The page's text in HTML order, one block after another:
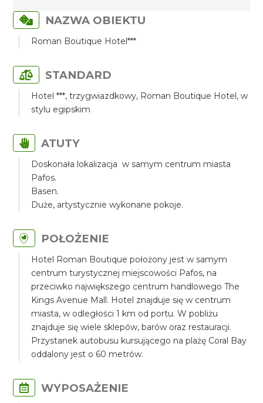
NAZWA OBIEKTU
Roman Boutique Hotel***
STANDARD
Hotel ***, trzygwiazdkowy, Roman Boutique Hotel, w
stylu egipskim
ATUTY
Doskonała lokalizacja w samym centrum miasta
Pafos.
Basen.
Duże, artystycznie wykonane pokoje.
POŁOŻENIE
Hotel Roman Boutique położony jest w samym
centrum turystycznej miejscowości Pafos, na
przeciwko największego centrum handlowego The
Kings Avenue Mall. Hotel znajduje się w centrum
miasta, w odległości 1 km od portu. W pobliżu
znajduje się wiele sklepów, barów oraz restauracji.
Przystanek autobusu kursującego na plażę Coral Bay
oddalony jest o 60 metrów.
WYPOSAŻENIE